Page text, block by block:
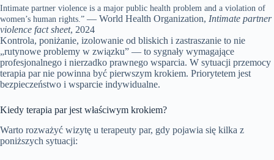
Intimate partner violence is a major public health problem and a violation of
women’s human rights.” — World Health Organization, Intimate partner
violence fact sheet, 2024
Kontrola, poniżanie, izolowanie od bliskich i zastraszanie to nie
„rutynowe problemy w związku” — to sygnały wymagające
profesjonalnego i nierzadko prawnego wsparcia. W sytuacji przemocy
terapia par nie powinna być pierwszym krokiem. Priorytetem jest
bezpieczeństwo i wsparcie indywidualne.
Kiedy terapia par jest właściwym krokiem?
Warto rozważyć wizytę u terapeuty par, gdy pojawia się kilka z
poniższych sytuacji: